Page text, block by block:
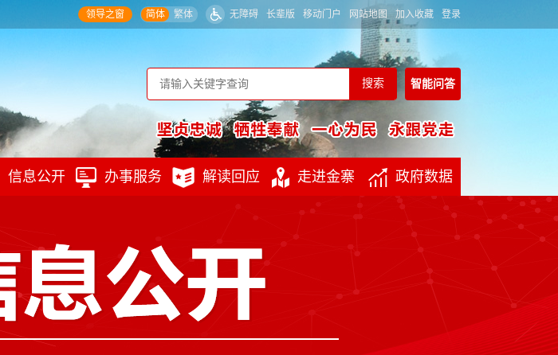
领导之窗 简体 繁体 无障碍 长辈版 移动门户 网站地图 加入收藏 登录
智能问答
信息公开 办事服务 解读回应 走进金寨 政府数据